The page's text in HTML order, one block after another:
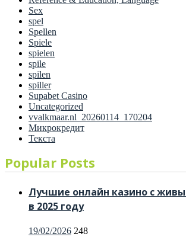
Sex
spel
Spellen
Spiele
spielen
spile
spilen
spiller
Supabet Casino
Uncategorized
vvalkmaar.nl_20260114_170204
Микрокредит
Текста
Popular Posts
Лучшие онлайн казино с
в 2025 году
Posted
19/02/2026 248